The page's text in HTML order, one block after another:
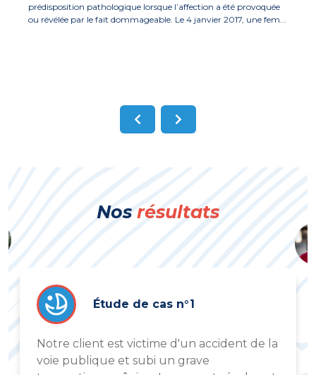
prédisposition pathologique lorsque l’affection a été provoquée
ou révélée par le fait dommageable. Le 4 janvier 2017, une fem...
Nos résultats
Étude de cas n°1
Notre client est victime d'un accident de la
voie publique et subi un grave